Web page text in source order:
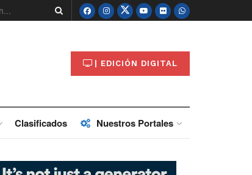
| EDICIÓN DIGITAL
Clasificados Nuestros Portales